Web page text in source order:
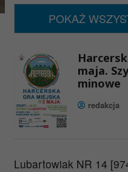
POKAŻ
maja.
minowe
redakcja
Lubartowiak NR 14